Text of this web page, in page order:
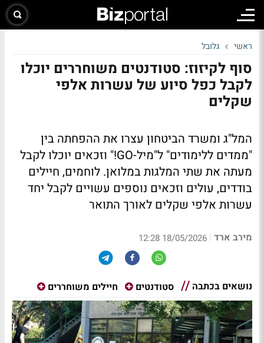
ראשי גלובל
סוף לקיזוז: סטודנטים משוחררים יוכלו
לקבל כפל סיוע של עשרות אלפי
שקלים
המל"ג ומשרד הביטחון עצרו את ההפחתה בין
"ממדים ללימודים" ל"מיל-GO!" וזכאים יוכלו לקבל
מעתה את שתי המלגות במלואן. לוחמים, חיילים
בודדים, עולים וזכאים נוספים עשויים לקבל יחד
עשרות אלפי שקלים לאורך התואר
מירב ארד |
18/05/2026 12:28
נושאים בכתבה סטודנטים חיילים משוחררים